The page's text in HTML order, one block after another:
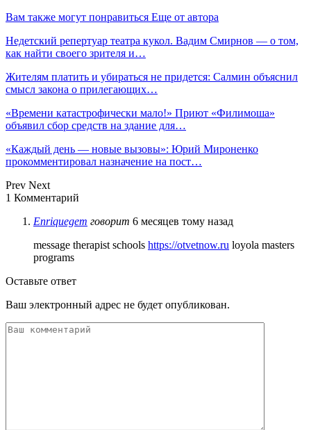
Вам также могут понравиться Еще от автора
Недетский репертуар театра кукол. Вадим Смирнов — о том,
как найти своего зрителя и…
Жителям платить и убираться не придется: Салмин объяснил
смысл закона о прилегающих…
«Времени катастрофически мало!» Приют «Филимоша»
объявил сбор средств на здание для…
«Каждый день — новые вызовы»: Юрий Мироненко
прокомментировал назначение на пост…
Prev Next
1 Комментарий
Enriquegem говорит 6 месяцев тому назад
message therapist schools https://otvetnow.ru loyola masters
programs
Оставьте ответ
Ваш электронный адрес не будет опубликован.